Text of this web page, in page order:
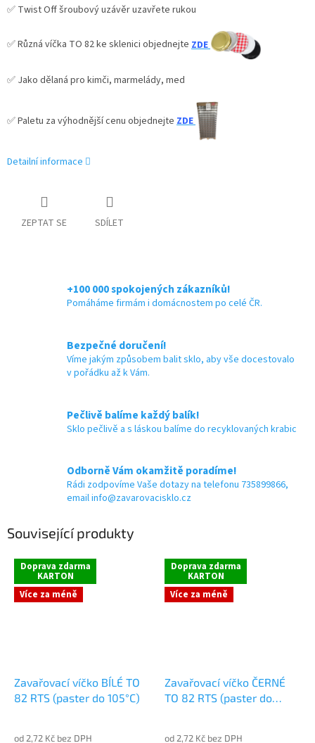
✅ Twist Off šroubový uzávěr uzavřete rukou
✅ Různá víčka TO 82 ke sklenici objednejte ZDE
✅ Jako dělaná pro kimči, marmelády, med
✅ Paletu za výhodnější cenu objednejte ZDE
Detailní informace
ZEPTAT SE SDÍLET
+100 000 spokojených zákazníků!
Pomáháme firmám i domácnostem po celé ČR.
Bezpečné doručení!
Víme jakým způsobem balit sklo, aby vše docestovalo
v pořádku až k Vám.
Pečlivě balíme každý balík!
Sklo pečlivě a s láskou balíme do recyklovaných krabic
Odborně Vám okamžitě poradíme!
Rádi zodpovíme Vaše dotazy na telefonu 735899866,
email info@zavarovacisklo.cz
Související produkty
Doprava zdarma
KARTON
Více za méně
Zavařovací víčko BÍLÉ TO
82 RTS (paster do 105°C)
od 2,72 Kč bez DPH
Doprava zdarma
KARTON
Více za méně
Zavařovací víčko ČERNÉ
TO 82 RTS (paster do
od 2,72 Kč bez DPH